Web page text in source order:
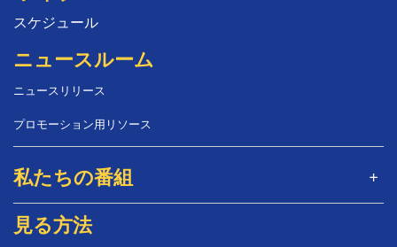
スケジュール
ニュースルーム
ニュースリリース
プロモーション用リソース
私たちの番組
見る方法